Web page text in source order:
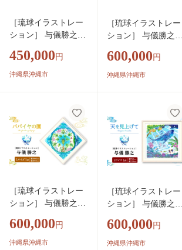
［琉球イラストレー
ション］ 与儀勝之
Garden of Papaya』 額
装Mサイズ インテリ
市 / yogima office [BC
AI004]
450,000 円
沖縄県沖縄市
［琉球イラストレー
ション］ 与儀勝之
night』 額装Lサイズ
インテリア 雑貨 アー
600,000 円
沖縄県沖縄市
［琉球イラストレー
ション］ 与儀勝之
Garden of Papaya』 額
装Lサイズ インテリ
600,000 円
沖縄県沖縄市
［琉球イラストレー
ション］ 与儀勝之
gine Paradise』 額装L
サイズ インテリア 雑
600,000 円
沖縄県沖縄市